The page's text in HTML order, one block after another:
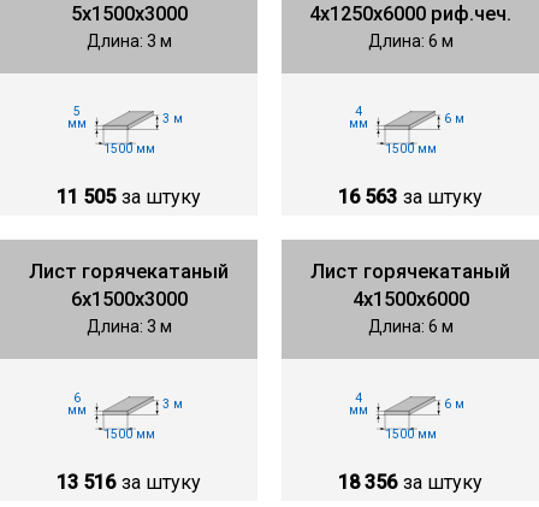
5х1500х3000
Длина: 3 м
5
мм
3 м
1500 мм
11 505 за штуку
4х1250х6000 риф.чеч.
Длина: 6 м
4
мм
6 м
1500 мм
16 563 за штуку
Лист горячекатаный
6х1500х3000
Длина: 3 м
6
мм
3 м
1500 мм
13 516 за штуку
Лист горячекатаный
4х1500х6000
Длина: 6 м
4
мм
6 м
1500 мм
18 356 за штуку